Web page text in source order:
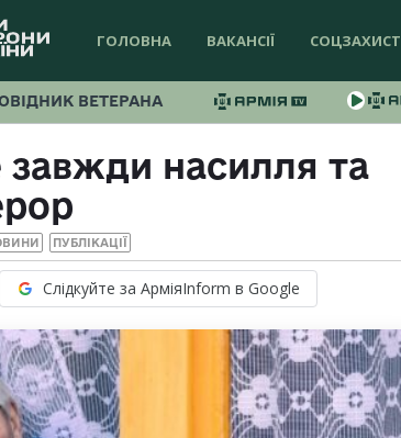
ГОЛОВНА ВАКАНСІЇ СОЦЗАХИСТ
ВЕТЕРАНА
завжди насилля та
ПУБЛІКАЦІЇ
Слідкуйте за АрміяInform в Google